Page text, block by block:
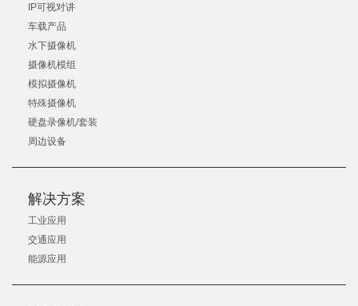
IP可视对讲
车载产品
水下摄像机
摄像机模组
模拟摄像机
特殊摄像机
硬盘录像机/套装
周边设备
解决方案
工业应用
交通应用
能源应用